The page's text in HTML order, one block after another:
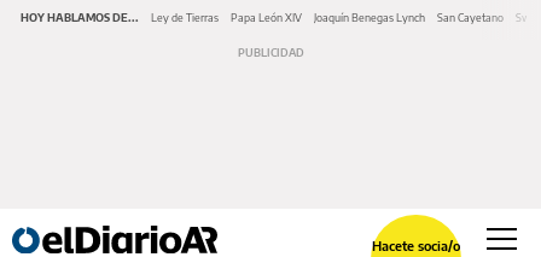
HOY HABLAMOS DE... Ley de Tierras Papa León XIV Joaquín Benegas Lynch San Cayetano
Hacete socia/o